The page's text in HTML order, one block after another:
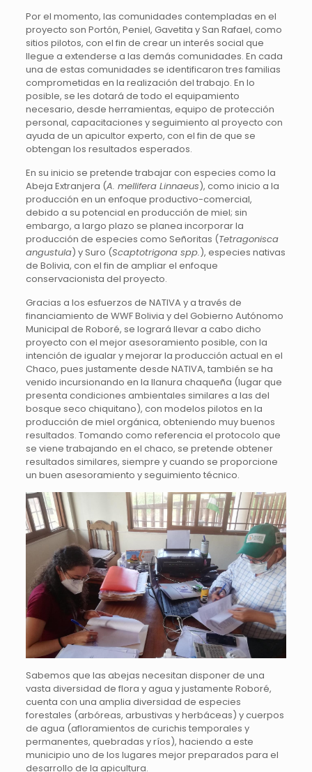
Por el momento, las comunidades contempladas en el
proyecto son Portón, Peniel, Gavetita y San Rafael, como
sitios pilotos, con el fin de crear un interés social que
llegue a extenderse a las demás comunidades. En cada
una de estas comunidades se identificaron tres familias
comprometidas en la realización del trabajo. En lo
posible, se les dotará de todo el equipamiento
necesario, desde herramientas, equipo de protección
personal, capacitaciones y seguimiento al proyecto con
ayuda de un apicultor experto, con el fin de que se
obtengan los resultados esperados.
En su inicio se pretende trabajar con especies como la
Abeja Extranjera (A. mellifera Linnaeus), como inicio a la
producción en un enfoque productivo-comercial,
debido a su potencial en producción de miel; sin
embargo, a largo plazo se planea incorporar la
producción de especies como Señoritas (Tetragonisca
angustula) y Suro (Scaptotrigona spp.), especies nativas
de Bolivia, con el fin de ampliar el enfoque
conservacionista del proyecto.
Gracias a los esfuerzos de NATIVA y a través de
financiamiento de WWF Bolivia y del Gobierno Autónomo
Municipal de Roboré, se logrará llevar a cabo dicho
proyecto con el mejor asesoramiento posible, con la
intención de igualar y mejorar la producción actual en el
Chaco, pues justamente desde NATIVA, también se ha
venido incursionando en la llanura chaqueña (lugar que
presenta condiciones ambientales similares a las del
bosque seco chiquitano), con modelos pilotos en la
producción de miel orgánica, obteniendo muy buenos
resultados. Tomando como referencia el protocolo que
se viene trabajando en el chaco, se pretende obtener
resultados similares, siempre y cuando se proporcione
un buen asesoramiento y seguimiento técnico.
Sabemos que las abejas necesitan disponer de una
vasta diversidad de flora y agua y justamente Roboré,
cuenta con una amplia diversidad de especies
forestales (arbóreas, arbustivas y herbáceas) y cuerpos
de agua (afloramientos de curichis temporales y
permanentes, quebradas y ríos), haciendo a este
municipio uno de los lugares mejor preparados para el
desarrollo de la apicultura.